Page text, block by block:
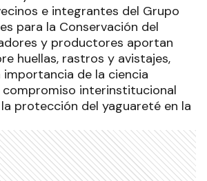
e integrantes del Grupo
para la Conservación del
y productores aportan
huellas, rastros y avistajes,
de la ciencia
compromiso interinstitucional
protección del yaguareté en la